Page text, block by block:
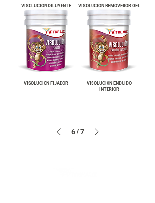
VISOLUCION DILUYENTE VISOLUCION REMOVEDOR GEL
VISOLUCION FIJADOR
VISOLUCION ENDUIDO
INTERIOR
6 / 7